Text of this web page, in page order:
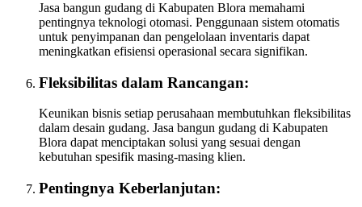
Jasa bangun gudang di Kabupaten Blora memahami
pentingnya teknologi otomasi. Penggunaan sistem otomatis
untuk penyimpanan dan pengelolaan inventaris dapat
meningkatkan efisiensi operasional secara signifikan.
Fleksibilitas dalam Rancangan:
Keunikan bisnis setiap perusahaan membutuhkan fleksibilitas
dalam desain gudang. Jasa bangun gudang di Kabupaten
Blora dapat menciptakan solusi yang sesuai dengan
kebutuhan spesifik masing-masing klien.
Pentingnya Keberlanjutan: